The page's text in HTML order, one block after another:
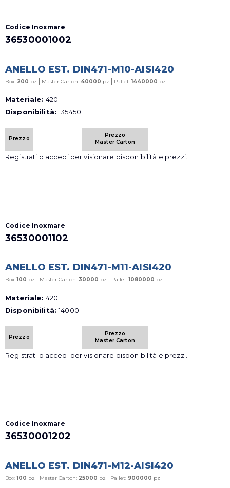
Codice Inoxmare
36530001002
ANELLO EST. DIN471-M10-AISI420
Box: 200 pz | Master Carton: 40000 pz | Pallet:1440000 pz
Materiale: 420
Disponibilità:135450
Prezzo
Prezzo
Master Carton
Registrati o accedi per visionare disponibilità e prezzi.
Codice Inoxmare
36530001102
ANELLO EST. DIN471-M11-AISI420
Box:100 pz | Master Carton: 30000 pz | Pallet:1080000 pz
Materiale: 420
Disponibilità:14000
Prezzo
Prezzo
Master Carton
Registrati o accedi per visionare disponibilità e prezzi.
Codice Inoxmare
36530001202
ANELLO EST. DIN471-M12-AISI420
Box:100 pz | Master Carton: 25000 pz | Pallet: 900000 pz